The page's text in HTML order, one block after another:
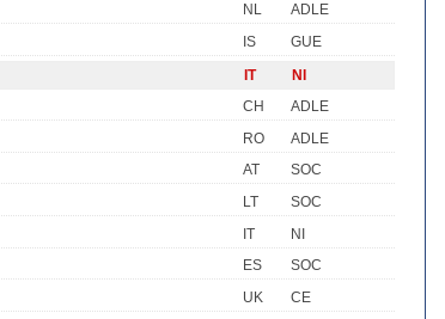
NL
ADLE
IS
GUE
IT
NI
CH
ADLE
RO
ADLE
AT
SOC
LT
SOC
IT
NI
ES
SOC
UK
CE